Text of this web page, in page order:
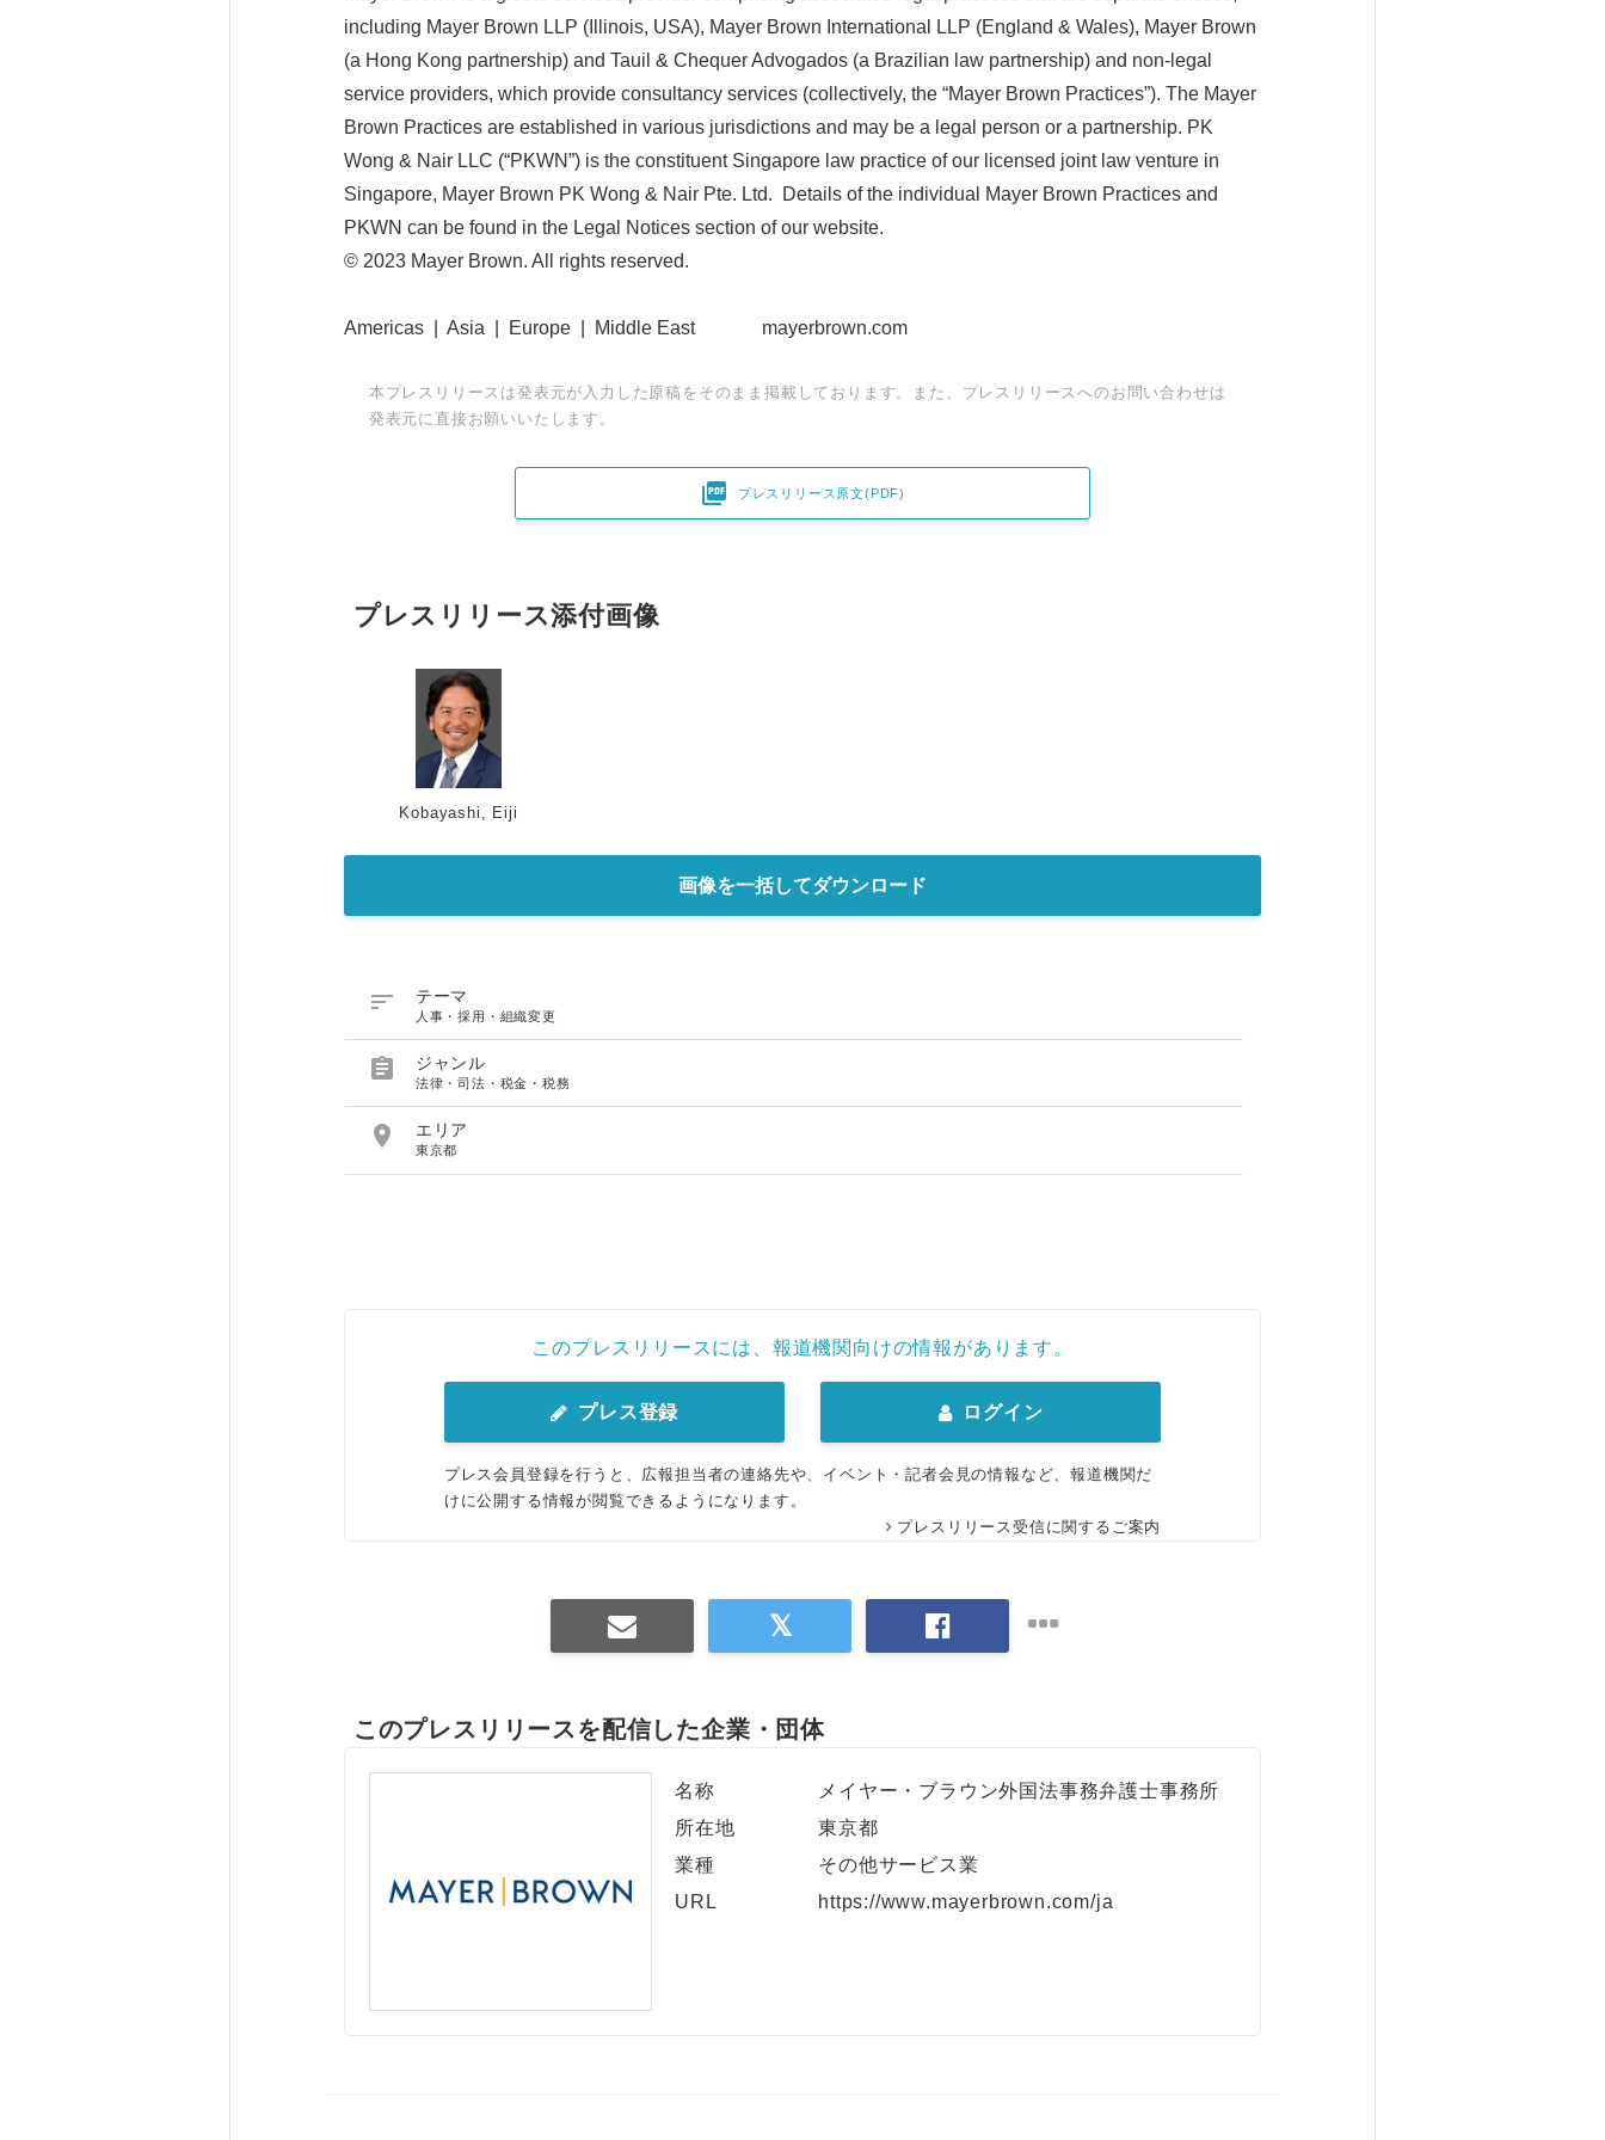
including Mayer Brown LLP (Illinois, USA), Mayer Brown International LLP (England & Wales), Mayer Brown
(a Hong Kong partnership) and Tauil & Chequer Advogados (a Brazilian law partnership) and non-legal
service providers, which provide consultancy services (collectively, the “Mayer Brown Practices”). The Mayer
Brown Practices are established in various jurisdictions and may be a legal person or a partnership. PK
Wong & Nair LLC (“PKWN”) is the constituent Singapore law practice of our licensed joint law venture in
Singapore, Mayer Brown PK Wong & Nair Pte. Ltd. Details of the individual Mayer Brown Practices and
PKWN can be found in the Legal Notices section of our website.
© 2023 Mayer Brown. All rights reserved.
Americas | Asia | Europe | Middle East mayerbrown.com
本プレスリリースは発表元が入力した原稿をそのまま掲載しております。また、プレスリリースへのお問い合わせは
発表元に直接お願いいたします。
 プレスリリース原文(PDF)
プレスリリース添付画像
Kobayashi, Eiji
画像を一括してダウンロード
 テーマ
人事・採用・組織変更
 ジャンル
法律・司法・税金・税務
 エリア
東京都
このプレスリリースには、報道機関向けの情報があります。
プレス登録 ログイン
プレス会員登録を行うと、広報担当者の連絡先や、イベント・記者会見の情報など、報道機関だ
けに公開する情報が閲覧できるようになります。
プレスリリース受信に関するご案内
このプレスリリースを配信した企業・団体
名称
メイヤー・ブラウン外国法事務弁護士事務所
所在地
東京都
業種
その他サービス業
URL
https://www.mayerbrown.com/ja
Japanese